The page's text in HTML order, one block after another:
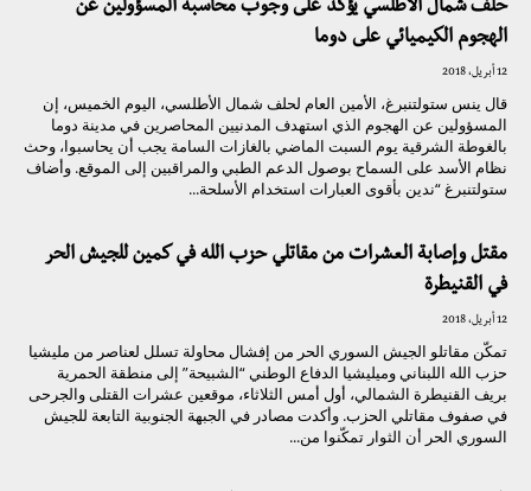
حلف شمال الأطلسي يؤكد على وجوب محاسبة المسؤولين عن
الهجوم الكيميائي على دوما
12 أبريل، 2018
قال ينس ستولتنبرغ، الأمين العام لحلف شمال الأطلسي، اليوم الخميس، إن
المسؤولين عن الهجوم الذي استهدف المدنيين المحاصرين في مدينة دوما
بالغوطة الشرقية يوم السبت الماضي بالغازات السامة يجب أن يحاسبوا، وحث
نظام الأسد على السماح بوصول الدعم الطبي والمراقبين إلى الموقع. وأضاف
ستولتنبرغ “ندين بأقوى العبارات استخدام الأسلحة...
مقتل وإصابة العشرات من مقاتلي حزب الله في كمين للجيش الحر
في القنيطرة
12 أبريل، 2018
تمكّن مقاتلو الجيش السوري الحر من إفشال محاولة تسلل لعناصر من مليشيا
حزب الله اللبناني وميليشيا الدفاع الوطني “الشبيحة” إلى منطقة الحمرية
بريف القنيطرة الشمالي، أول أمس الثلاثاء، موقعين عشرات القتلى والجرحى
في صفوف مقاتلي الحزب. وأكدت مصادر في الجبهة الجنوبية التابعة للجيش
السوري الحر أن الثوار تمكّنوا من...